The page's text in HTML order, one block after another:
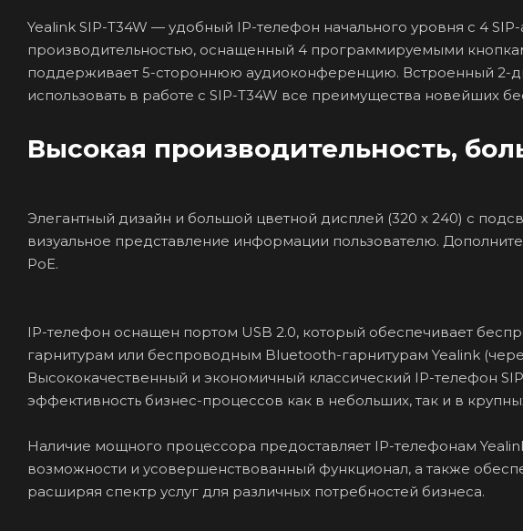
Yealink SIP-T34W — удобный IP-телефон начального уровня с 4
производительностью, оснащенный 4 программируемыми
поддерживает 5-стороннюю аудиоконференцию. Встроенный 2-
использовать в работе с SIP-T34W все преимущества новейших
Высокая производительность,
Элегантный дизайн и большой цветной дисплей (320 x 240) с
визуальное представление информации пользователю.
PoE.
IP-телефон оснащен портом USB 2.0, который обеспечивает
гарнитурам или беспроводным Bluetooth-гарнитурам Yealink
Высококачественный и экономичный классический IP-телефон
эффективность бизнес-процессов как в небольших, так и в
Наличие мощного процессора предоставляет IP-телефонам
возможности и усовершенствованный функционал, а также
расширяя спектр услуг для различных потребностей бизнеса.